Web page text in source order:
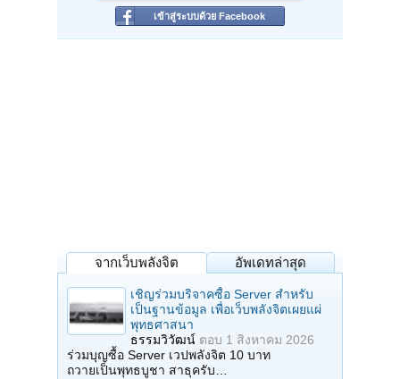
เข้าสู่ระบบด้วย Facebook
จากเว็บพลังจิต อัพเดทล่าสุด
เชิญร่วมบริจาคซื้อ Server สำหรับ
เป็นฐานข้อมูล เพื่อเว็บพลังจิตเผยแผ่
พุทธศาสนา
ธรรมวิวัฒน์ ตอบ 1 สิงหาคม 2026
ร่วมบุญซื้อ Server เวปพลังจิต 10 บาท
ถวายเป็นพุทธบูชา สาธุครับ…